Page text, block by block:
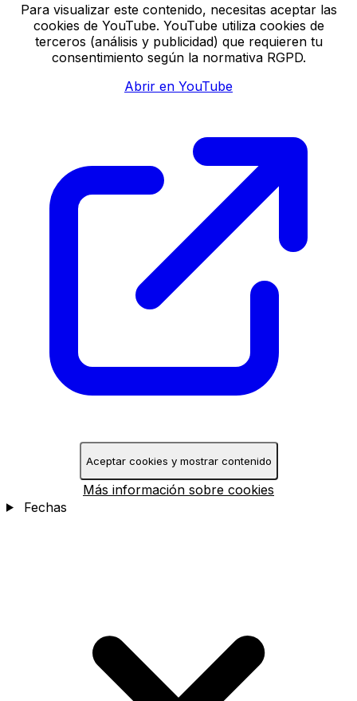
Para visualizar este contenido, necesitas aceptar las
cookies de YouTube. YouTube utiliza cookies de
terceros (análisis y publicidad) que requieren tu
consentimiento según la normativa RGPD.
Abrir en YouTube
Aceptar cookies y mostrar contenido
Más información sobre cookies
Fechas